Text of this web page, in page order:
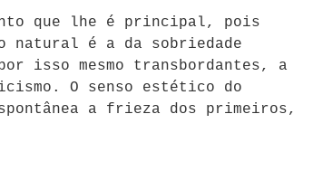
que lhe é principal, pois
natural é a da sobriedade
isso mesmo transbordantes, a
O senso estético do
a frieza dos primeiros,